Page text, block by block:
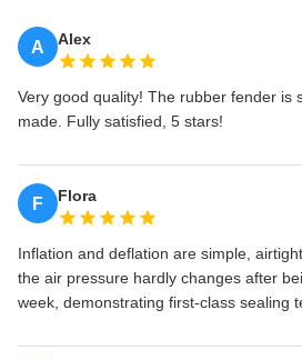
A Alex
Very good quality! The rubber fender is
made. Fully satisfied, 5 stars!
F Flora
Inflation and deflation are simple,
the air pressure hardly changes after
week, demonstrating first-class sealing